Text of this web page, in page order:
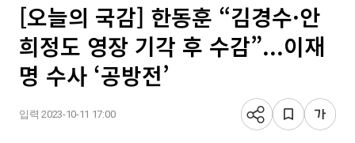
[오늘의 국감] 한동훈 “김경수·안
희정도 영장 기각 후 수감”...이재
명 수사 ‘공방전’
입력 2023-10-11 17:00